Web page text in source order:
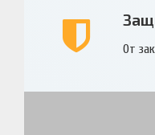
От